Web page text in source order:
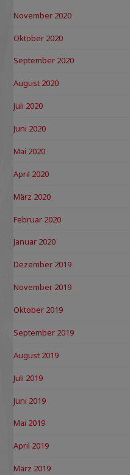
November 2020
Oktober 2020
September 2020
August 2020
Juli 2020
Juni 2020
Mai 2020
April 2020
März 2020
Februar 2020
Januar 2020
Dezember 2019
November 2019
Oktober 2019
September 2019
August 2019
Juli 2019
Juni 2019
Mai 2019
April 2019
März 2019